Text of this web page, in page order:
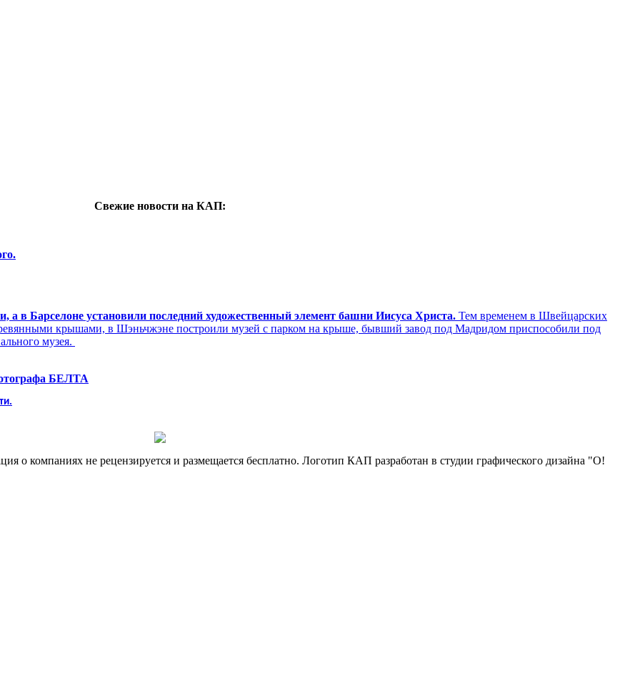
Свежие новости на КАП:
а в Барселоне установили последний художественный элемент башни Иисуса Христа. Тем временем в Швейцарских
крышами, в Шэньчжэне построили музей с парком на крыше, бывший завод под Мадридом приспособили под
музея.
БЕЛТА
компаниях не рецензируется и размещается бесплатно. Логотип КАП разработан в студии графического дизайна "О!